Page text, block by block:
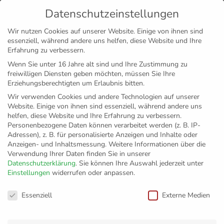
MENÜ
Disclaimer Impressum Datenschutz
Kontakt
Datenschutzeinstellungen
Wir nutzen Cookies auf unserer Website. Einige von ihnen sind
essenziell, während andere uns helfen, diese Website und Ihre
Erfahrung zu verbessern.
Wenn Sie unter 16 Jahre alt sind und Ihre Zustimmung zu
freiwilligen Diensten geben möchten, müssen Sie Ihre
Erziehungsberechtigten um Erlaubnis bitten.
Wir verwenden Cookies und andere Technologien auf unserer
Website. Einige von ihnen sind essenziell, während andere uns
helfen, diese Website und Ihre Erfahrung zu verbessern.
Personenbezogene Daten können verarbeitet werden (z. B. IP-
Adressen), z. B. für personalisierte Anzeigen und Inhalte oder
Anzeigen- und Inhaltsmessung. Weitere Informationen über die
Verwendung Ihrer Daten finden Sie in unserer
Datenschutzerklärung. Sie können Ihre Auswahl jederzeit unter
Einstellungen widerrufen oder anpassen.
Datenschutzeinstellungen
Essenziell Externe Medien